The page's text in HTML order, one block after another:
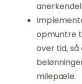
opmuntre
over tid,
milepæle.